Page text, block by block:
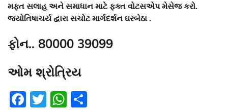
મફત સલાહ અને સમાધાન માટે ફક્ત વોટસએપ મેસેજ કરો.
જ્યોતિષાચર્ય દ્વારા સચોટ માર્ગદર્શન ઘરબેઠા .
ફોન.. 80000 39099
ઓમ શ્રોત્રિય
Facebook
TwitterWhatsApp